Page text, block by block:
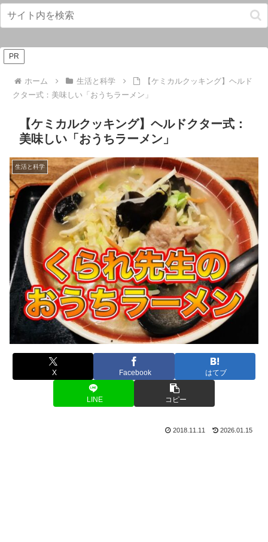
PR
ホーム 生活と科学
【ケミカルクッキング】ヘルド
クター式：美味しい「おうちラーメン」
【ケミカルクッキング】ヘルドクター式：
美味しい「おうちラーメン」
生活と科学
X Facebook はてブ
LINE コピー
2018.11.11 2026.01.15